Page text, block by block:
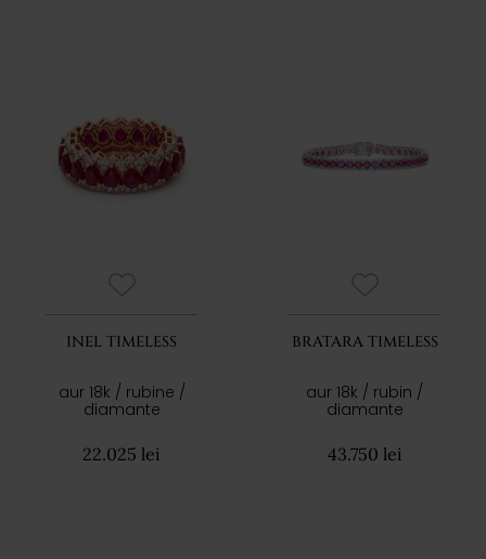
INEL TIMELESS
aur 18k / rubine /
diamante
22.025 lei
BRATARA TIMELESS
aur 18k / rubin /
diamante
43.750 lei